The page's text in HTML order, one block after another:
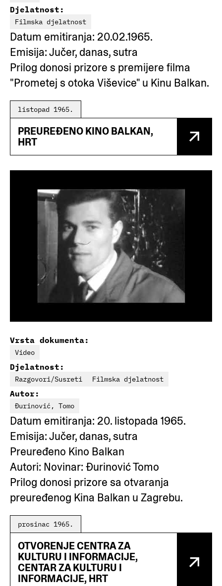
Djelatnost:
Filmska djelatnost
Datum emitiranja: 20.02.1965.
Emisija: Jučer, danas, sutra
Prilog donosi prizore s premijere filma
"Prometej s otoka Viševice" u Kinu Balkan.
listopad 1965.
PREUREĐENO KINO BALKAN,
HRT
Vrsta dokumenta:
Video
Djelatnost:
Razgovori/Susreti Filmska djelatnost
Autor:
Đurinović, Tomo
Datum emitiranja: 20. listopada 1965.
Emisija: Jučer, danas, sutra
Preuređeno Kino Balkan
Autori: Novinar: Đurinović Tomo
Prilog donosi prizore sa otvaranja
preuređenog Kina Balkan u Zagrebu.
prosinac 1965.
OTVORENJE CENTRA ZA
KULTURU I INFORMACIJE,
CENTAR ZA KULTURU I
INFORMACIJE, HRT